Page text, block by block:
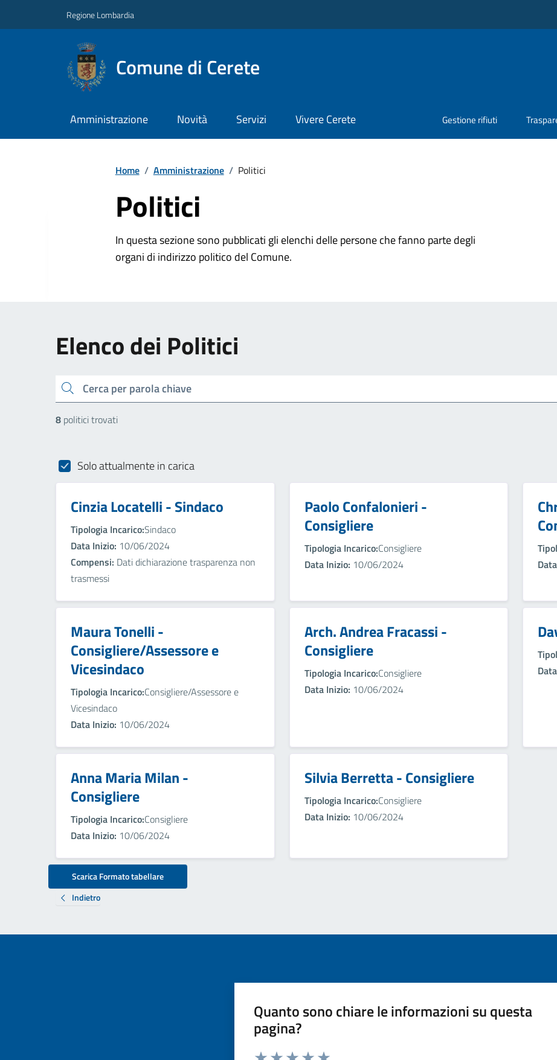
Regione Lombardia
Comune di Cerete
Amministrazione Novità Servizi Vivere Cerete Gestione rifiuti
Home / Amministrazione / Politici
Politici
In questa sezione sono pubblicati gli elenchi delle persone che fanno parte degli
organi di indirizzo politico del Comune.
Elenco dei Politici
cerca
8 politici trovati
Solo attualmente in carica
Cinzia Locatelli - Sindaco
Tipologia Incarico:Sindaco
Data Inizio: 10/06/2024
Compensi: Dati dichiarazione trasparenza non
trasmessi
Paolo Confalonieri -
Consigliere
Tipologia Incarico:Consigliere
Data Inizio: 10/06/2024
Maura Tonelli -
Consigliere/Assessore e
Vicesindaco
Tipologia Incarico:Consigliere/Assessore e
Vicesindaco
Data Inizio: 10/06/2024
Arch. Andrea Fracassi -
Consigliere
Tipologia Incarico:Consigliere
Data Inizio: 10/06/2024
Anna Maria Milan -
Consigliere
Tipologia Incarico:Consigliere
Data Inizio: 10/06/2024
Silvia Berretta - Consigliere
Tipologia Incarico:Consigliere
Data Inizio: 10/06/2024
Scarica Formato tabellare
Indietro
Quanto sono chiare le informazioni su questa
pagina?
Valuta da 1 a 5 stelle la pagina